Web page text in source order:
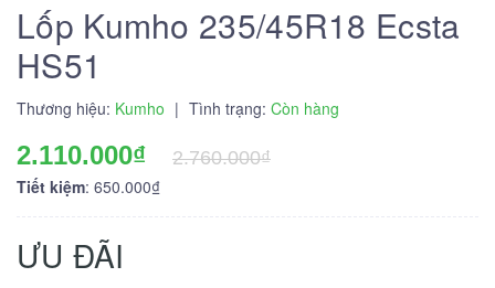
Lốp Kumho 235/45R18 Ecsta
HS51
Thương hiệu: Kumho | Tình trạng: Còn hàng
2.110.000₫
2.760.000₫
Tiết kiệm: 650.000₫
ƯU ĐÃI